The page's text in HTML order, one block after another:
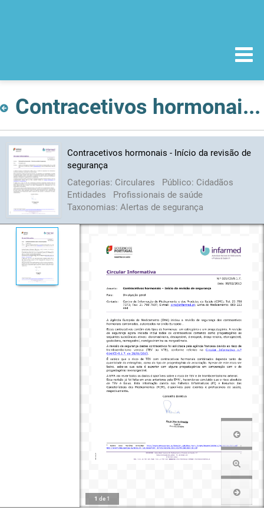
Contracetivos hormonais - Início da revisão de segurança
Contracetivos hormonais - Início da revisão de
segurança
Categorias: Circulares Público: Cidadãos
Entidades
Profissionais de saúde
Taxonomias: Alertas de segurança
1 de 1